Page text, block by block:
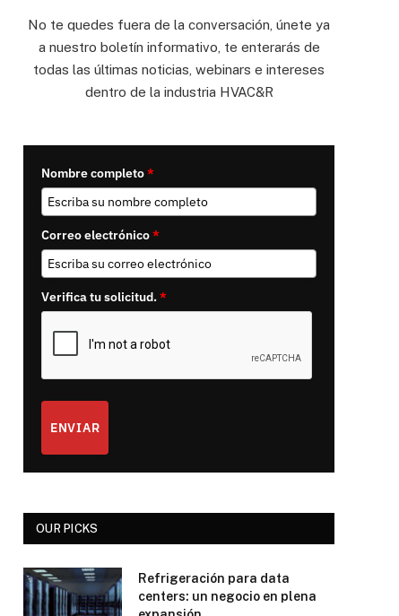
No te quedes fuera de la conversación, únete ya
a nuestro boletín informativo, te enterarás de
todas las últimas noticias, webinars e intereses
dentro de la industria HVAC&R
Nombre completo*
Correo electrónico*
Verifica tu solicitud.*
ENVIAR
OUR PICKS
Refrigeración para data
centers: un negocio en plena